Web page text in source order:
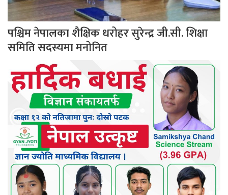
पश्चिम नेपालका शैक्षिक धरोहर सुरेन्द्र जी.सी. शिक्षा
समिति सदस्यमा मनोनित